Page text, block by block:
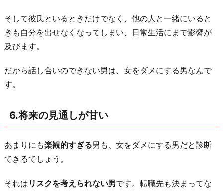
お
わ
り
そして彼氏といるときだけでなく、他の人と一緒にいると
きも自分を出せなくなってしまい、日常生活にまで影響が
及びます。
だから話し合いのできない男は、女をダメにする男なんで
す。
6.将来の見通しが甘い
あまりにも楽観的すぎる男も、女をダメにする男だと診断
できるでしょう。
それは リスクを考えられない男です。転職先も決まってな